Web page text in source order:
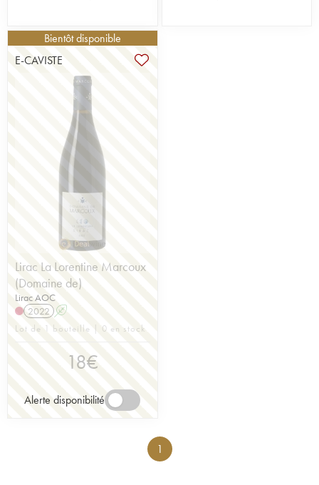
Bientôt disponible
E-CAVISTE
Lirac La Lorentine Marcoux
(Domaine de)
Lirac AOC
2022 A
Lot de 1 bouteille | 0 en stock
18€
Alerte disponibilité
1